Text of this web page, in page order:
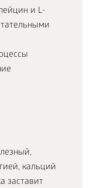
и L-
кальций
заставит